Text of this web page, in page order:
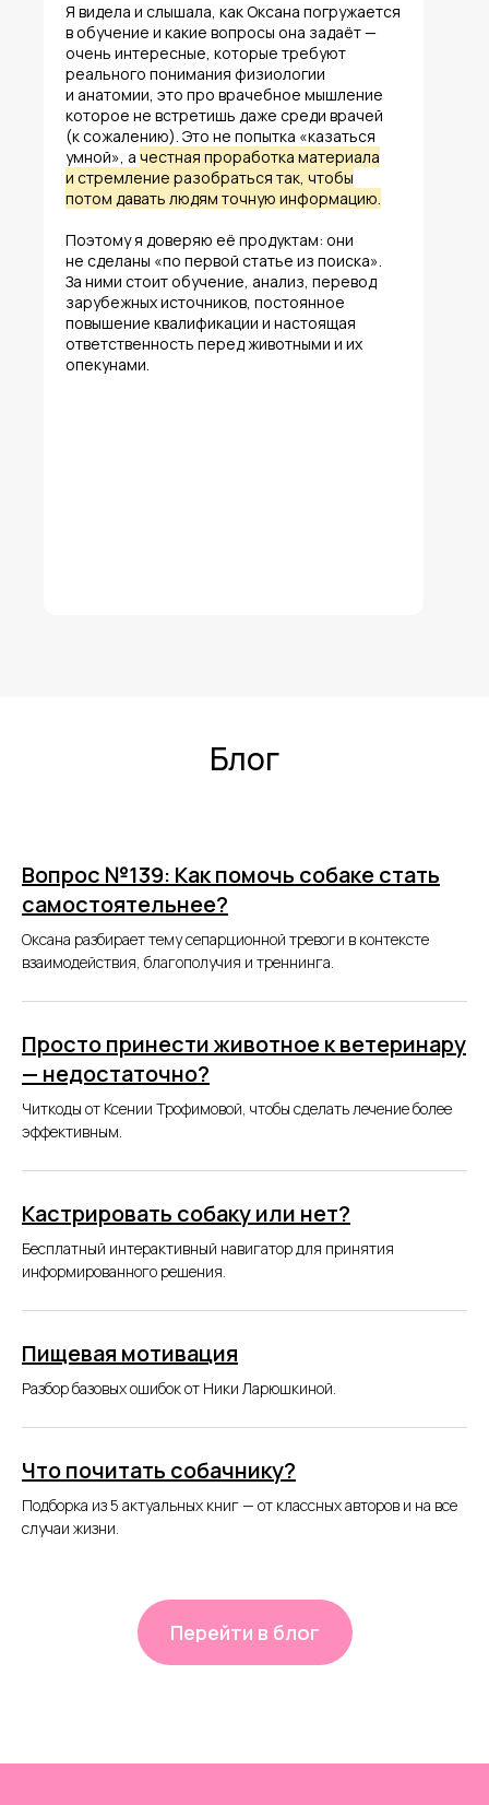
Я видела и слышала, как Оксана погружается
в обучение и какие вопросы она задаёт —
очень интересные, которые требуют
реального понимания физиологии
и анатомии, это про врачебное мышление
которое не встретишь даже среди врачей
(к сожалению). Это не попытка «казаться
умной», а честная проработка материала
и стремление разобраться так, чтобы
потом давать людям точную информацию.
Поэтому я доверяю её продуктам: они
не сделаны «по первой статье из поиска».
За ними стоит обучение, анализ, перевод
зарубежных источников, постоянное
повышение квалификации и настоящая
ответственность перед животными и их
опекунами.
Блог
Вопрос №139: Как помочь собаке стать
самостоятельнее?
Оксана разбирает тему сепарционной тревоги в контексте
взаимодействия, благополучия и треннинга.
Просто принести животное к ветеринару
— недостаточно?
Читкоды от Ксении Трофимовой, чтобы сделать лечение более
эффективным.
Кастрировать собаку или нет?
Бесплатный интерактивный навигатор для принятия
информированного решения.
Пищевая мотивация
Разбор базовых ошибок от Ники Ларюшкиной.
Что почитать собачнику?
Подборка из 5 актуальных книг — от классных авторов и на все
случаи жизни.
Перейти в блог